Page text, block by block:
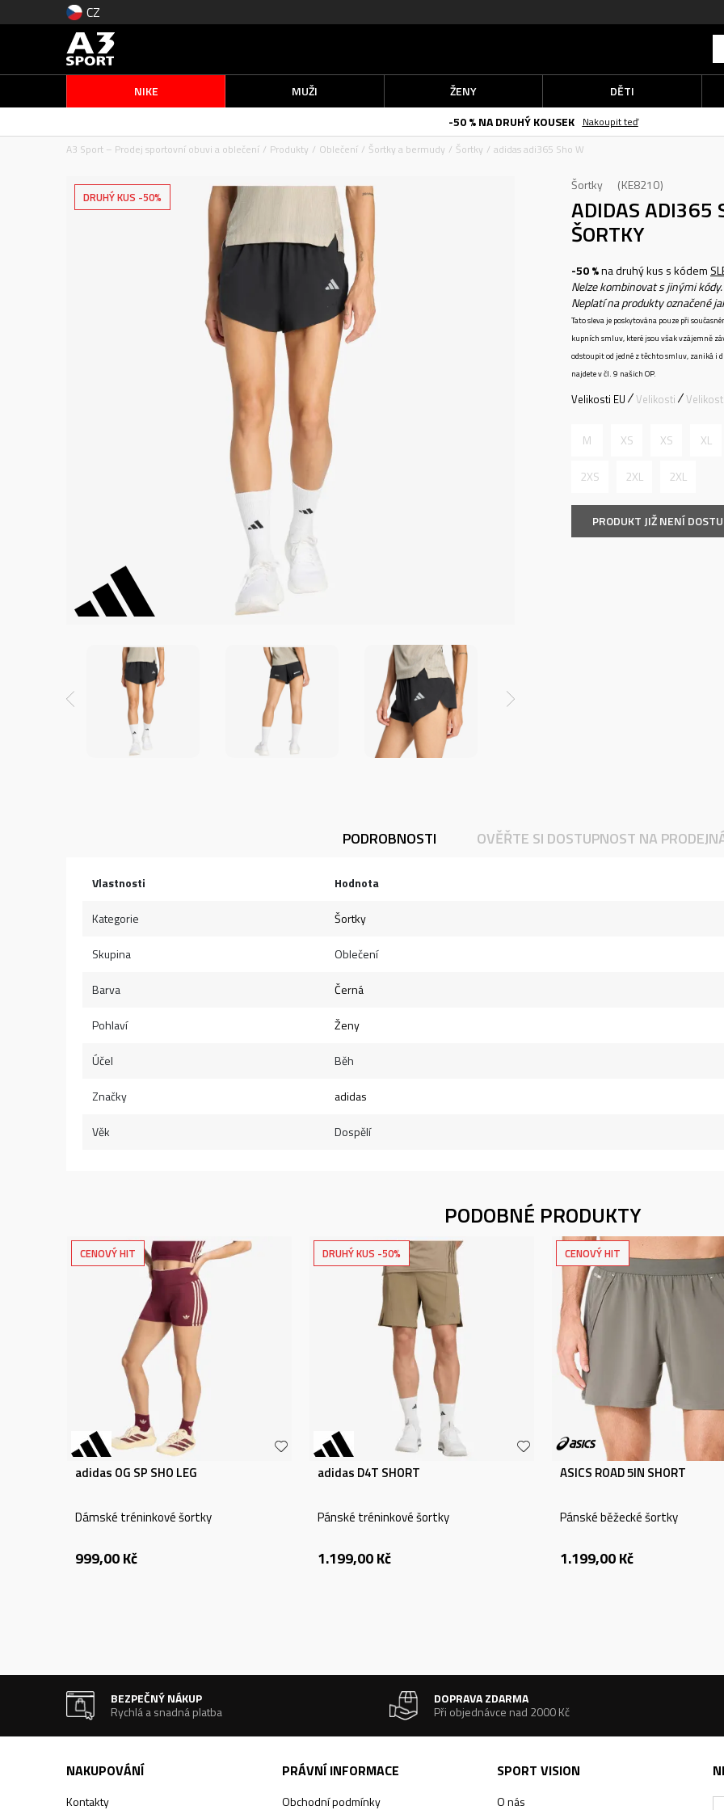
CZ
NIKE MUŽI ŽENY
DĚTI
-50 % NA DRUHÝ KOUSEK
Nakoupit teď
A3 Sport – Prodej sportovní obuvi a oblečení
Produkty Oblečení Šortky a bermudy Šortky adidas adi365 Sho W
DRUHÝ KUS -50%
Šortky KE8210
ADIDAS ADI365
ŠORTKY
-50 %na druhý kus s kódem
Nelze kombinovat s jinými kódy.
Neplatí na produkty označené
Tato sleva je poskytována pouze při
kupních smluv, které jsou však vzájemně
odstoupit od jedné z těchto smluv, zaniká i
najdete v čl. 9 našich OP.
Velikosti EU Velikosti
M XS XS XL
2XS 2XL 2XL
PRODUKT JIŽ NENÍ
PODROBNOSTI OVĚŘTE SI DOSTUPNOST NA
Vlastnosti Hodnota
Kategorie Šortky
Skupina Oblečení
Barva Černá
Pohlaví Ženy
Účel Běh
Značky adidas
Věk Dospělí
PODOBNÉ PRODUKTY
CENOVÝ HIT
adidas OG SP SHO LEG
Dámské tréninkové šortky
999,00Kč
DRUHÝ KUS -50%
adidas D4T SHORT
Pánské tréninkové šortky
1.199,00Kč
CENOVÝ HIT
ASICS ROAD 5IN SHORT
Pánské běžecké šortky
1.199,00Kč
BEZPEČNÝ NÁKUP
Rychlá a snadná platba
DOPRAVA ZDARMA
Při objednávce nad 2000 Kč
NAKUPOVÁNÍ
Kontakty
PRÁVNÍ INFORMACE
Obchodní podmínky
SPORT VISION
O nás